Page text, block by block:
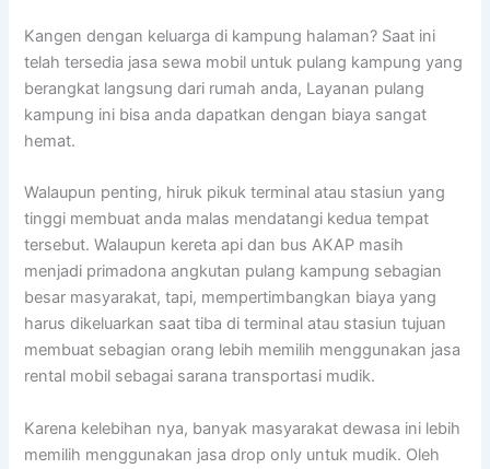
Kangen dengan keluarga di kampung halaman? Saat ini
telah tersedia jasa sewa mobil untuk pulang kampung yang
berangkat langsung dari rumah anda, Layanan pulang
kampung ini bisa anda dapatkan dengan biaya sangat
hemat.
Walaupun penting, hiruk pikuk terminal atau stasiun yang
tinggi membuat anda malas mendatangi kedua tempat
tersebut. Walaupun kereta api dan bus AKAP masih
menjadi primadona angkutan pulang kampung sebagian
besar masyarakat, tapi, mempertimbangkan biaya yang
harus dikeluarkan saat tiba di terminal atau stasiun tujuan
membuat sebagian orang lebih memilih menggunakan jasa
rental mobil sebagai sarana transportasi mudik.
Karena kelebihan nya, banyak masyarakat dewasa ini lebih
memilih menggunakan jasa drop only untuk mudik. Oleh